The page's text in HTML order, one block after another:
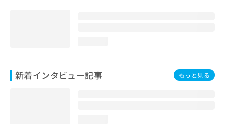
新着インタビュー記事 もっと見る